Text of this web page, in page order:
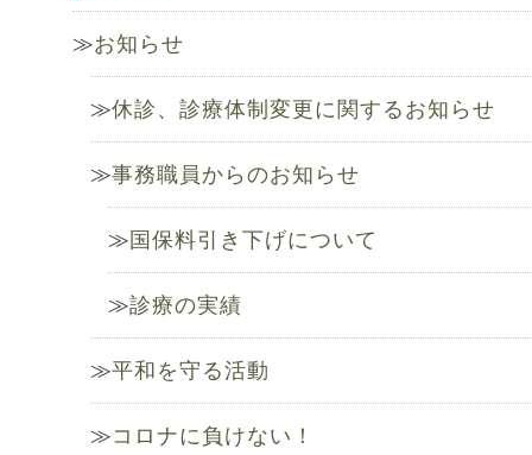
お知らせ
休診、診療体制変更に関するお知らせ
事務職員からのお知らせ
国保料引き下げについて
診療の実績
平和を守る活動
コロナに負けない！